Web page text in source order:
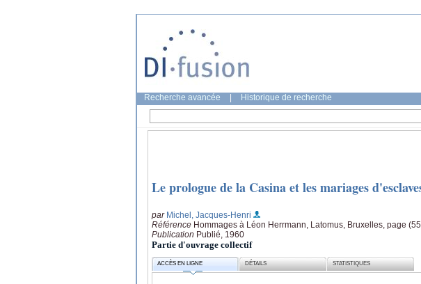
Recherche avancée Historique de recherche
Le prologue de la Casina et les mariages
par Michel, Jacques-Henri
Référence Hommages à Léon Herrmann, Latomus, Bruxelles, page
Publication Publié, 1960
Partie d'ouvrage collectif
ACCÈS EN LIGNE DÉTAILS STATISTIQUES